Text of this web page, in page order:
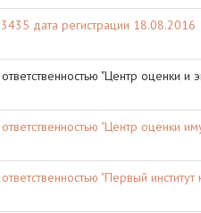
дата регистрации 18.08.2016
"Центр оценки и
"Центр оценки
"Первый институт